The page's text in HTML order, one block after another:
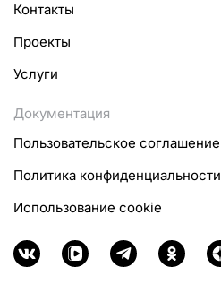
Контакты
Проекты
Услуги
Документация
Пользовательское соглашение
Политика конфиденциальности
Использование cookie